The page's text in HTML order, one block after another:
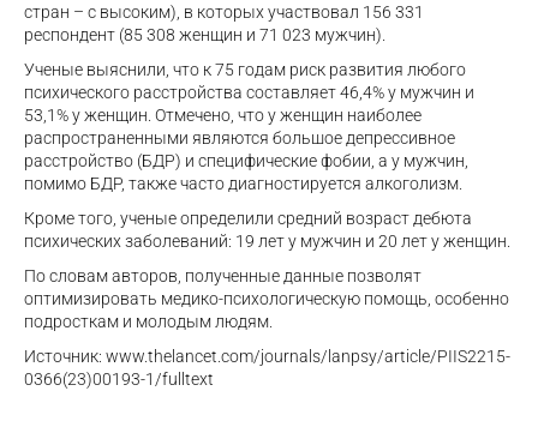
стран – с высоким), в которых участвовал 156 331
респондент (85 308 женщин и 71 023 мужчин).
Ученые выяснили, что к 75 годам риск развития любого
психического расстройства составляет 46,4% у мужчин и
53,1% у женщин. Отмечено, что у женщин наиболее
распространенными являются большое депрессивное
расстройство (БДР) и специфические фобии, а у мужчин,
помимо БДР, также часто диагностируется алкоголизм.
Кроме того, ученые определили средний возраст дебюта
психических заболеваний: 19 лет у мужчин и 20 лет у женщин.
По словам авторов, полученные данные позволят
оптимизировать медико-психологическую помощь, особенно
подросткам и молодым людям.
Источник: www.thelancet.com/journals/lanpsy/article/PIIS2215-
0366(23)00193-1/fulltext